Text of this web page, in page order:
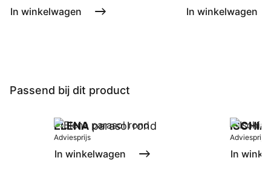
In winkelwagen In winkelwagen
Passend bij dit product
ELENAparasol rond
Adviesprijs
In winkelwagen
ISCHIA
Adviesprijs
In